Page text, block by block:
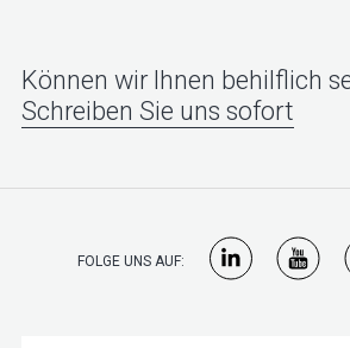
Können wir Ihnen behilflich
Schreiben Sie uns sofort
FOLGE UNS AUF: